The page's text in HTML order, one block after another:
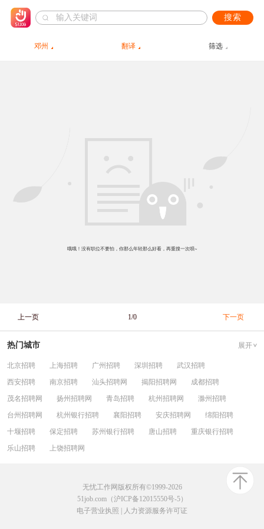
搜索
邓州 翻译 筛选
哦哦！没有职位不要怕，你那么年轻那么好看，再重搜一次呗~
上一页 1/0 下一页
热门城市 展开
北京招聘 上海招聘 广州招聘 深圳招聘
武汉招聘
西安招聘
南京招聘 汕头招聘网 揭阳招聘网
成都招聘
茂名招聘网
扬州招聘网 青岛招聘 杭州招聘网
滁州招聘
台州招聘网
杭州银行招聘 襄阳招聘 安庆招聘网
绵阳招聘
十堰招聘
保定招聘 苏州银行招聘 唐山招聘
重庆银行招聘
乐山招聘
上饶招聘网
无忧工作网版权所有©1999-2026
51job.com（沪ICP备12015550号-5）
电子营业执照
人力资源服务许可证